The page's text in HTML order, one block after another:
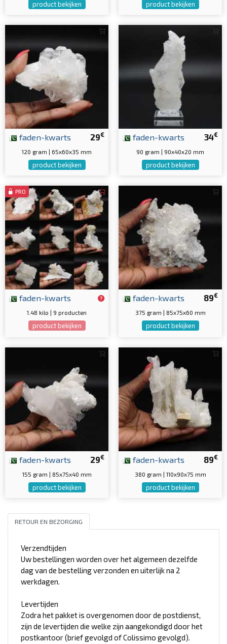
product bekijken product bekijken
29€
faden-kwarts
120 gram | 65x60x35 mm
product bekijken
34€
faden-kwarts
90 gram | 90x40x20 mm
product bekijken
PRO
faden-kwarts
1.48 kilo | 9 producten
product bekijken
89€
faden-kwarts
375 gram | 85x75x60 mm
product bekijken
29€
faden-kwarts
155 gram | 85x75x40 mm
product bekijken
89€
faden-kwarts
380 gram | 110x90x75 mm
product bekijken
RETOUR EN BEZORGING
Verzendtijden
Uw bestellingen worden over het algemeen dezelfde
dag van de bestelling verzonden en uiterlijk na 2
werkdagen.
Levertijden
Zodra het pakket is overgenomen door de postdienst,
zijn de levertijden die welke zijn aangekondigd door het
postkantoor (brief gevolgd of Colissimo gevolgd).